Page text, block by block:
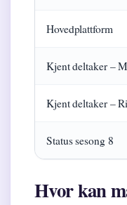
Hovedplattform
Kjent deltaker –
Kjent deltaker –
Status sesong 8
Hvor kan